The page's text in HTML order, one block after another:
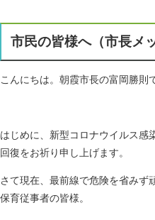
市民の皆様へ（市長メ
こんにちは。朝霞市長の富岡勝則
はじめに、新型コロナウイルス感
回復をお祈り申し上げます。
さて現在、最前線で危険を省みず
保育従事者の皆様。